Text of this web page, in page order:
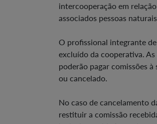
intercooperação em
associados pessoas
O profissional integrante
excluído da cooperativa.
poderão pagar comissões
ou cancelado.
No caso de cancelamento
restituir a comissão